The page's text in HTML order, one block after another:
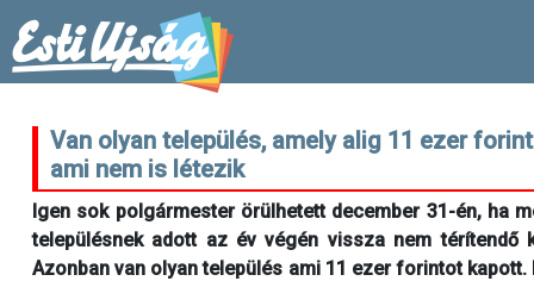
Van olyan település, amely alig 11 ezer
ami nem is létezik
Igen sok polgármester örülhetett december 31-én, ha
településnek adott az év végén vissza nem
Azonban van olyan település ami 11 ezer forintot